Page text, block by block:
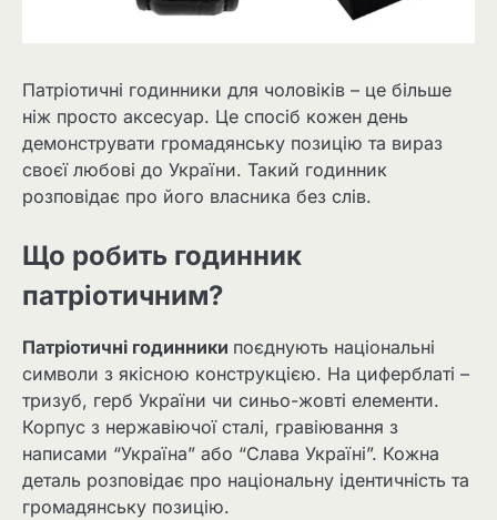
Патріотичні годинники для чоловіків – це більше
ніж просто аксесуар. Це спосіб кожен день
демонструвати громадянську позицію та вираз
своєї любові до України. Такий годинник
розповідає про його власника без слів.
Що робить годинник
патріотичним?
Патріотичні годинники поєднують національні
символи з якісною конструкцією. На циферблаті –
тризуб, герб України чи синьо-жовті елементи.
Корпус з нержавіючої сталі, гравіювання з
написами “Україна” або “Слава Україні”. Кожна
деталь розповідає про національну ідентичність та
громадянську позицію.